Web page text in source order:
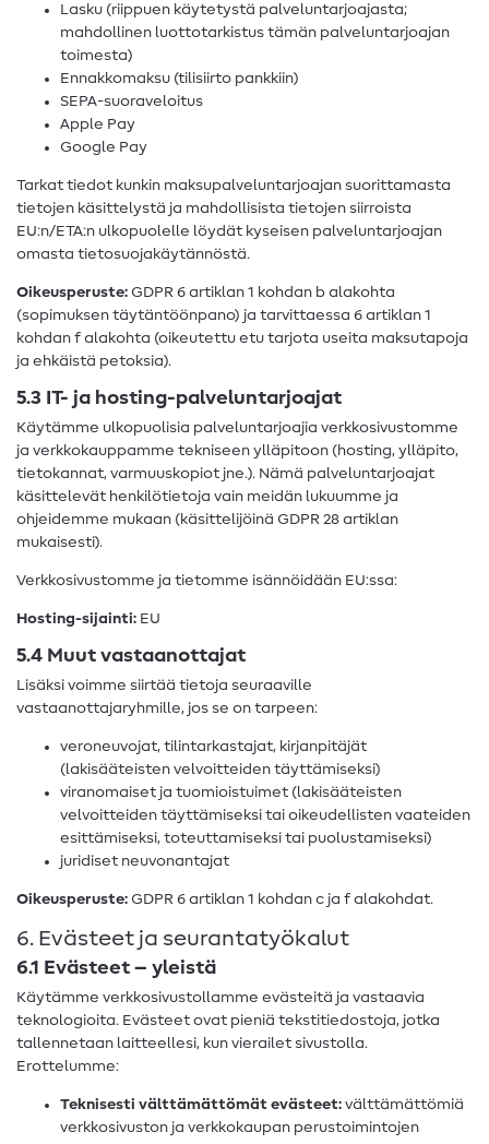
Lasku (riippuen käytetystä palveluntarjoajasta;
mahdollinen luottotarkistus tämän palveluntarjoajan
toimesta)
Ennakkomaksu (tilisiirto pankkiin)
SEPA-suoraveloitus
Apple Pay
Google Pay
Tarkat tiedot kunkin maksupalveluntarjoajan suorittamasta
tietojen käsittelystä ja mahdollisista tietojen siirroista
EU:n/ETA:n ulkopuolelle löydät kyseisen palveluntarjoajan
omasta tietosuojakäytännöstä.
Oikeusperuste: GDPR 6 artiklan 1 kohdan b alakohta
(sopimuksen täytäntöönpano) ja tarvittaessa 6 artiklan 1
kohdan f alakohta (oikeutettu etu tarjota useita maksutapoja
ja ehkäistä petoksia).
5.3 IT- ja hosting-palveluntarjoajat
Käytämme ulkopuolisia palveluntarjoajia verkkosivustomme
ja verkkokauppamme tekniseen ylläpitoon (hosting, ylläpito,
tietokannat, varmuuskopiot jne.). Nämä palveluntarjoajat
käsittelevät henkilötietoja vain meidän lukuumme ja
ohjeidemme mukaan (käsittelijöinä GDPR 28 artiklan
mukaisesti).
Verkkosivustomme ja tietomme isännöidään EU:ssa:
Hosting-sijainti: EU
5.4 Muut vastaanottajat
Lisäksi voimme siirtää tietoja seuraaville
vastaanottajaryhmille, jos se on tarpeen:
veroneuvojat, tilintarkastajat, kirjanpitäjät
(lakisääteisten velvoitteiden täyttämiseksi)
viranomaiset ja tuomioistuimet (lakisääteisten
velvoitteiden täyttämiseksi tai oikeudellisten vaateiden
esittämiseksi, toteuttamiseksi tai puolustamiseksi)
juridiset neuvonantajat
Oikeusperuste: GDPR 6 artiklan 1 kohdan c ja f alakohdat.
6. Evästeet ja seurantatyökalut
6.1 Evästeet – yleistä
Käytämme verkkosivustollamme evästeitä ja vastaavia
teknologioita. Evästeet ovat pieniä tekstitiedostoja, jotka
tallennetaan laitteellesi, kun vierailet sivustolla.
Erottelumme:
Teknisesti välttämättömät evästeet: välttämättömiä
verkkosivuston ja verkkokaupan perustoimintojen